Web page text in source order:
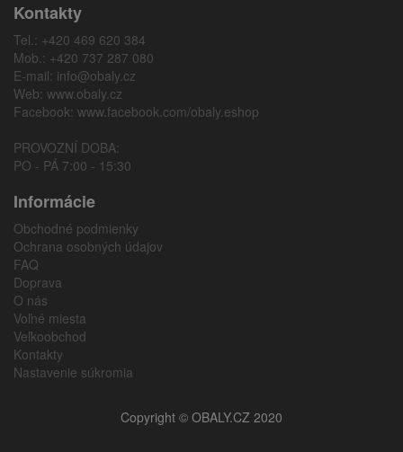
Kontakty
Tel.: +420 469 620 384
Mob.: +420 737 287 080
E-mail: info@obaly.cz
Web: www.obaly.cz
Facebook: www.facebook.com/obaly.eshop
PROVOZNÍ DOBA:
PO - PÁ 7:00 - 15:30
Informácie
Obchodné podmienky
Ochrana osobných údajov
FAQ
Doprava
O nás
Voľné miesta
Veľkoobchod
Kontakty
Nastavenie súkromia
Copyright © OBALY.CZ 2020